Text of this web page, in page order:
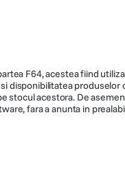
F64, acestea fiind
disponibilitatea
acestora. De
fara a anunta in